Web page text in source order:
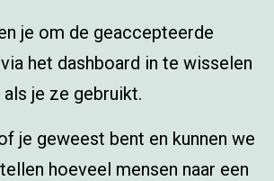
je om de geaccepteerde
het dashboard in te wisselen
als je ze gebruikt.
je geweest bent en kunnen we
hoeveel mensen naar een